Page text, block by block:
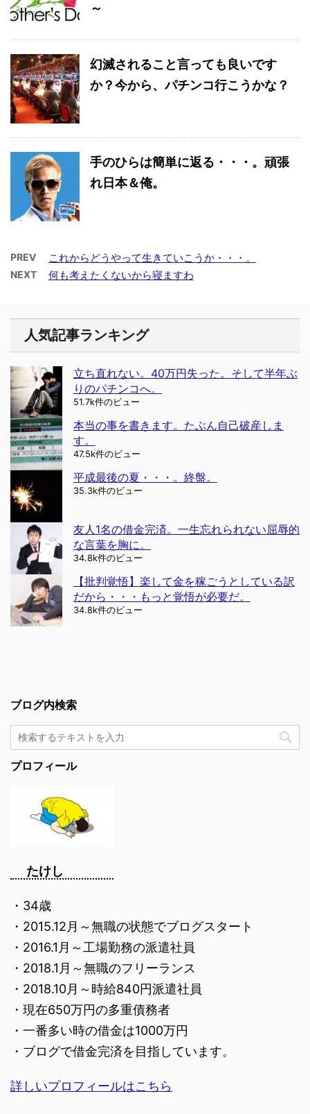
～
幻滅されること言っても良いです
か？今から、パチンコ行こうかな？
手のひらは簡単に返る・・・。頑張
れ日本＆俺。
PREV これからどうやって生きていこうか・・・。
NEXT 何も考えたくないから寝ますわ
人気記事ランキング
立ち直れない。40万円失った。そして半年ぶ
りのパチンコへ。
51.7k件のビュー
本当の事を書きます。たぶん自己破産しま
す。
47.5k件のビュー
平成最後の夏・・・。終盤。
35.3k件のビュー
友人1名の借金完済。一生忘れられない屈辱的
な言葉を胸に。
34.8k件のビュー
【批判覚悟】楽して金を稼ごうとしている訳
だから・・・もっと覚悟が必要だ。
34.8k件のビュー
ブログ内検索
プロフィール
たけし
・34歳
・2015.12月～無職の状態でブログスタート
・2016.1月～工場勤務の派遣社員
・2018.1月～無職のフリーランス
・2018.10月～時給840円派遣社員
・現在650万円の多重債務者
・一番多い時の借金は1000万円
・ブログで借金完済を目指しています。
詳しいプロフィールはこちら